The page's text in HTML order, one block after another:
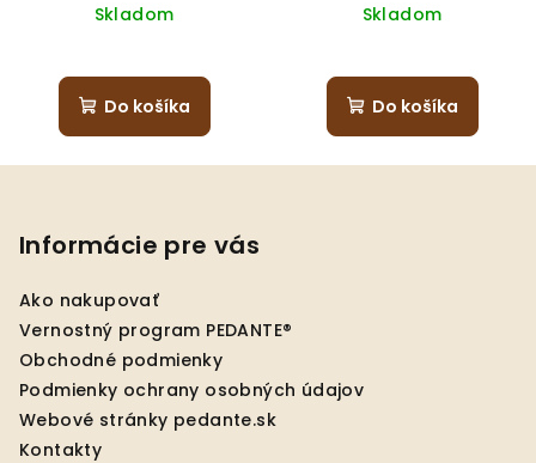
Skladom
Do košíka
Skladom
Do košíka
Informácie pre vás
Ako nakupovať
Vernostný program PEDANTE®
Obchodné podmienky
Podmienky ochrany osobných údajov
Webové stránky pedante.sk
Kontakty